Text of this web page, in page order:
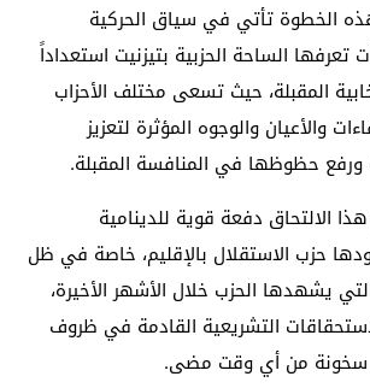
الخطوة تأتي في سياق الحركية
تعرفها الساحة الحزبية بتيزنيت استعداداً
المقبلة، حيث تسعى مختلف الأحزاب
والأعيان والوجوه المؤثرة لتعزيز
ورفع حظوظها في المنافسة المقبلة.
الالتحاق دفعة قوية للدينامية
حزب الاستقلال بالإقليم، خاصة في ظل
يشهدها الحزب خلال الأشهر الأخيرة،
التشريعية القادمة في ظروف
سخونة من أي وقت مضى.